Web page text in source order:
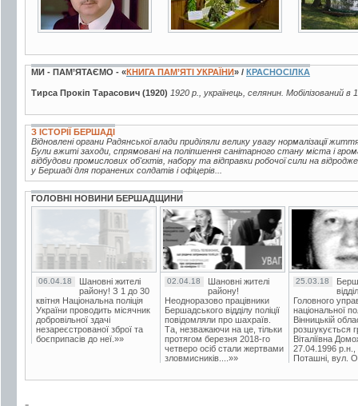
МИ - ПАМ’ЯТАЄМО - «КНИГА ПАМ’ЯТІ УКРАЇНИ» / КРАСНОСІЛКА
Тирса Прокіп Тарасович (1920) 1920 р., українець, селянин. Мобілізований
З ІСТОРІЇ БЕРШАДІ
Відновлені органи Радянської влади приділяли велику увагу нормалізації
Були вжиті заходи, спрямовані на поліпшення санітарного стану міста і
відбудови промислових об'єктів, набору та відправки робочої сили на
у Бершаді для поранених солдатів і офіцерів...
ГОЛОВНІ НОВИНИ БЕРШАДЩИНИ
06.04.18
Шановні жителі
району! З 1 до 30
квітня Національна поліція
України проводить місячник
добровільної здачі
незареєстрованої зброї та
боєприпасів до неї.»»
02.04.18
Шановні жителі
району!
Неодноразово працівники
Бершадського відділу поліції
повідомляли про шахраїв.
Та, незважаючи на це, тільки
протягом березня 2018-го
четверо осіб стали жертвами
зловмисників....»»
25.03.18
Головного
національної
Вінницькій
розшукується
Віталіївна
27.04.1996 р.н.,
Поташні, вул.